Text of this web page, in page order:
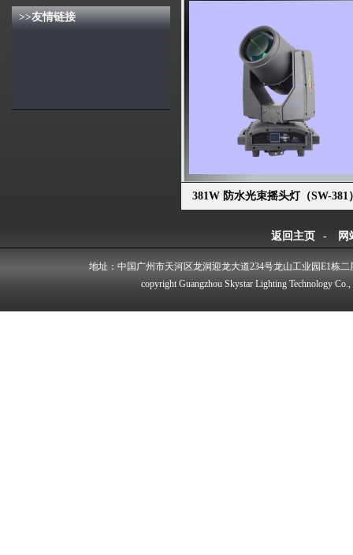
>>友情链接
381W 防水光束摇头灯（SW-381
返回主页 - 网
地址：中国广州市天河区龙洞迎龙大道234号龙山工业园E1栋二
copyright Guangzhou Skystar Lighting Technology